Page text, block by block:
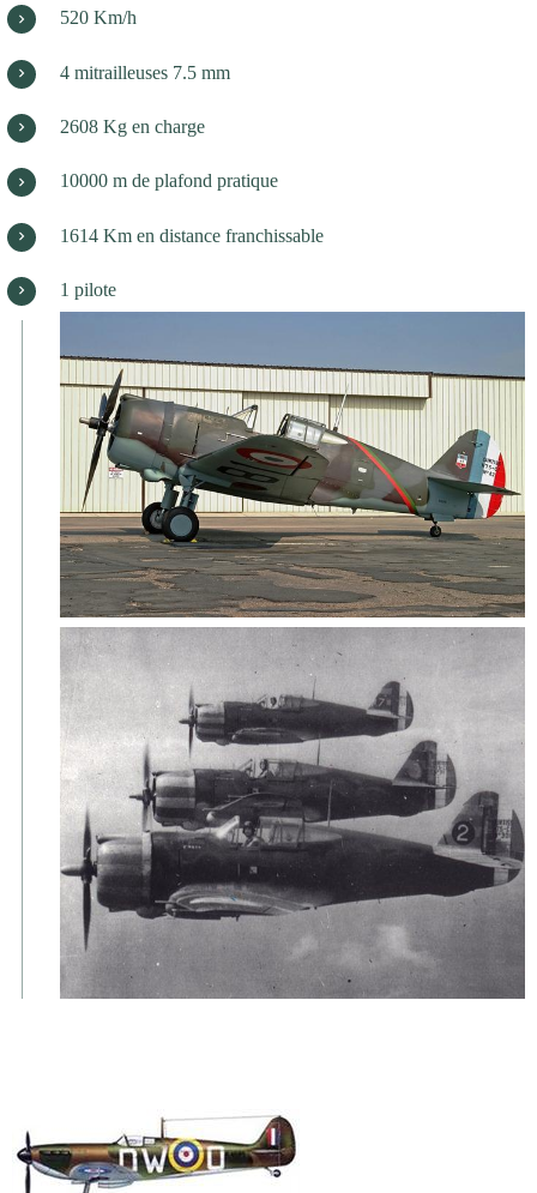
520 Km/h
4 mitrailleuses 7.5 mm
2608 Kg en charge
10000 m de plafond pratique
1614 Km en distance franchissable
1 pilote